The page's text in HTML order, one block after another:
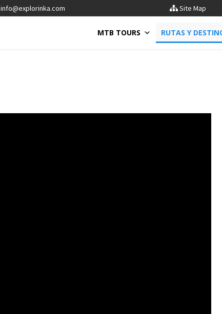
info@explorinka.com Site Map
MTB TOURS RUTAS Y